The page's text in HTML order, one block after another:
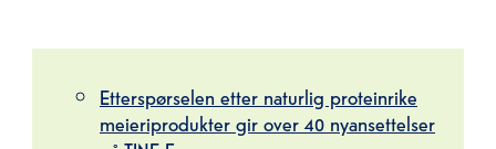
Etterspørselen etter naturlig proteinrike
meieriprodukter gir over 40 nyansettelser